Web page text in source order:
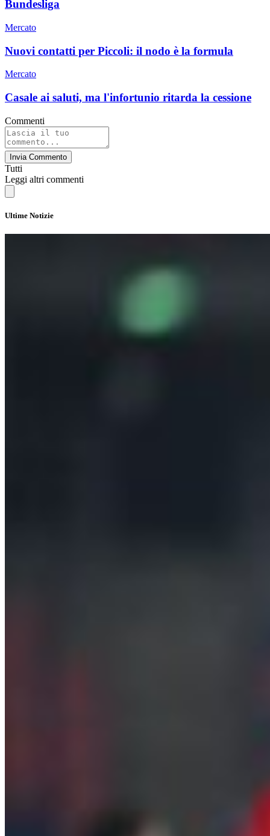
Bundesliga
Mercato
Nuovi contatti per Piccoli: il nodo è la formula
Mercato
Casale ai saluti, ma l'infortunio ritarda la cessione
Commenti
Invia Commento
Tutti
Leggi altri commenti
Ultime Notizie